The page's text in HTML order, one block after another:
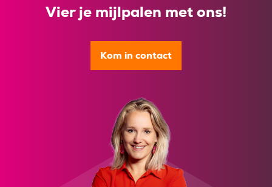
Vier je mijlpalen met ons!
Kom in contact